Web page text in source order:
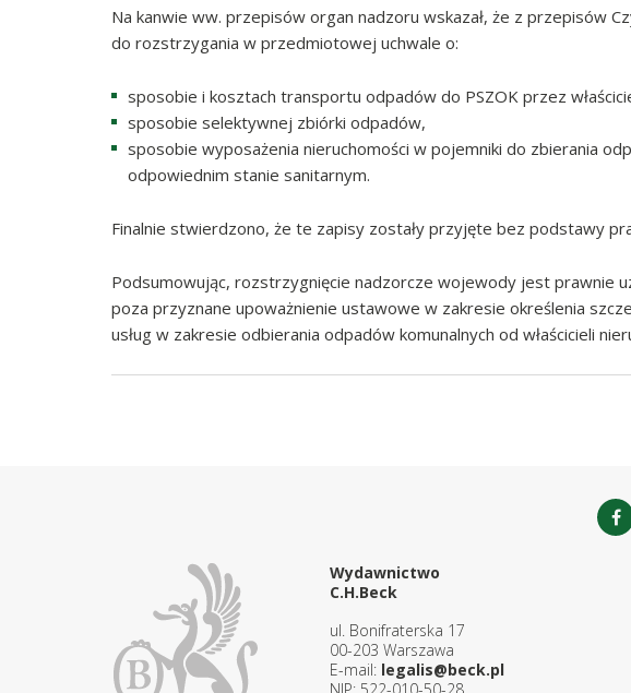
Na kanwie ww. przepisów organ nadzoru wskazał, że z przepisów
do rozstrzygania w przedmiotowej uchwale o:
sposobie i kosztach transportu odpadów do PSZOK przez
sposobie selektywnej zbiórki odpadów,
sposobie wyposażenia nieruchomości w pojemniki do zbierania
odpowiednim stanie sanitarnym.
Finalnie stwierdzono, że te zapisy zostały przyjęte bez podstawy
Podsumowując, rozstrzygnięcie nadzorcze wojewody jest prawnie
poza przyznane upoważnienie ustawowe w zakresie określenia
usług w zakresie odbierania odpadów komunalnych od właścicieli
Wydawnictwo
C.H.Beck
ul. Bonifraterska 17
00-203 Warszawa
E-mail: legalis@beck.pl